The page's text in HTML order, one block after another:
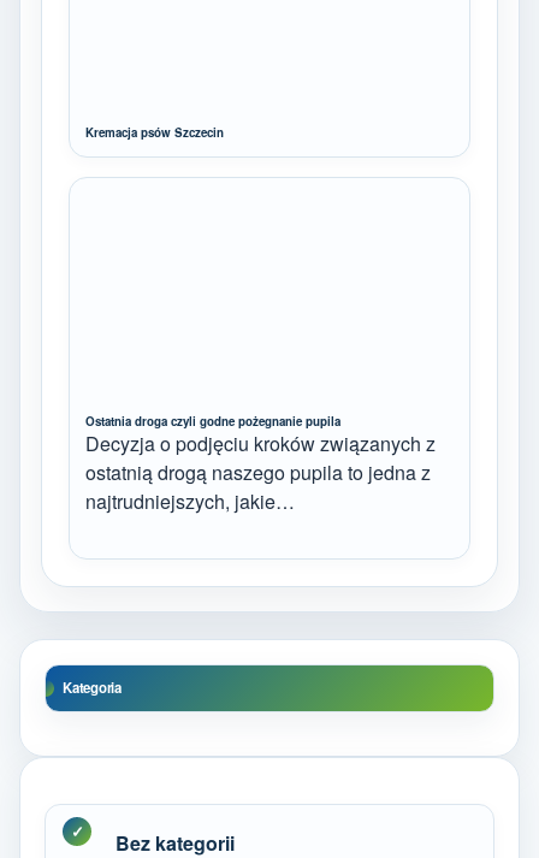
Kremacja psów Szczecin
Ostatnia droga czyli godne pożegnanie pupila
Decyzja o podjęciu kroków związanych z
ostatnią drogą naszego pupila to jedna z
najtrudniejszych, jakie…
Kategoria
Bez kategorii